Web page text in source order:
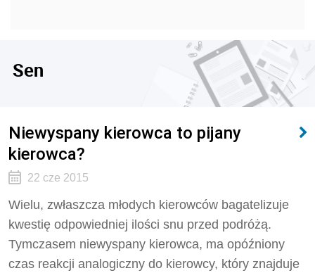
Sen
Niewyspany kierowca to pijany
kierowca?
22 cze 2015
Wielu, zwłaszcza młodych kierowców bagatelizuje
kwestię odpowiedniej ilości snu przed podróżą.
Tymczasem niewyspany kierowca, ma opóźniony
czas reakcji analogiczny do kierowcy, który znajduje